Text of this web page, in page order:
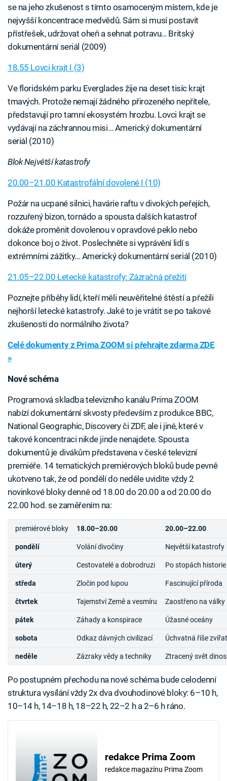
se na jeho zkušenost s tímto osamoceným místem, kde je
nejvyšší koncentrace medvědů. Sám si musí postavit
přístřešek, udržovat oheň a sehnat potravu… Britský
dokumentární seriál (2009)
18.55 Lovci krajt I (3)
Ve floridském parku Everglades žije na deset tisíc krajt
tmavých. Protože nemají žádného přirozeného nepřítele,
představují pro tamní ekosystém hrozbu. Lovci krajt se
vydávají na záchrannou misi… Americký dokumentární
seriál (2010)
Blok Největší katastrofy
20.00–21.00 Katastrofální dovolené I (10)
Požár na ucpané silnici, havárie raftu v divokých peřejích,
rozzuřený bizon, tornádo a spousta dalších katastrof
dokáže proměnit dovolenou v opravdové peklo nebo
dokonce boj o život. Poslechněte si vyprávění lidí s
extrémními zážitky… Americký dokumentární seriál (2010)
21.05–22.00 Letecké katastrofy: Zázračná přežití
Poznejte příběhy lidí, kteří měli neuvěřitelné štěstí a přežili
nejhorší letecké katastrofy. Jaké to je vrátit se po takové
zkušenosti do normálního života?
Celé dokumenty z Prima ZOOM si přehrajte zdarma ZDE
»
Nové schéma
Programová skladba televizního kanálu Prima ZOOM
nabízí dokumentární skvosty především z produkce BBC,
National Geographic, Discovery či ZDF, ale i jiné, které v
takové koncentraci nikde jinde nenajdete. Spousta
dokumentů je divákům představena v české televizní
premiéře. 14 tematických premiérových bloků bude pevně
ukotveno tak, že od pondělí do neděle uvidíte vždy 2
novinkové bloky denně od 18.00 do 20.00 a od 20.00 do
22.00 hod. se zaměřením na:
premiérové bloky 18.00–20.00 20.00–22.00
pondělí Volání divočiny Největší katastrofy
úterý Cestovatelé a dobrodruzi Po stopách historie
středa Zločin pod lupou Fascinující příroda
čtvrtek Tajemství Země a vesmíru Zaostřeno na války
pátek Záhady a konspirace Úžasné oceány
sobota Odkaz dávných civilizací Úchvatná říše zvířat
neděle Zázraky vědy a techniky Ztracený svět
Po postupném přechodu na nové schéma bude celodenní
struktura vysílání vždy 2x dva dvouhodinové bloky: 6–10 h,
10–14 h, 14–18 h, 18–22 h, 22–2 h a 2–6 h ráno.
redakce Prima Zoom
redakce magazínu Prima Zoom